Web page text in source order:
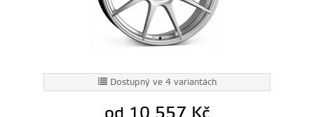
Dostupný ve 4 variantách